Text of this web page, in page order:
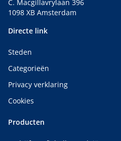
C. Macgillavrylaan 396
1098 XB Amsterdam
Directe link
Steden
Categorieën
Privacy verklaring
Cookies
Producten